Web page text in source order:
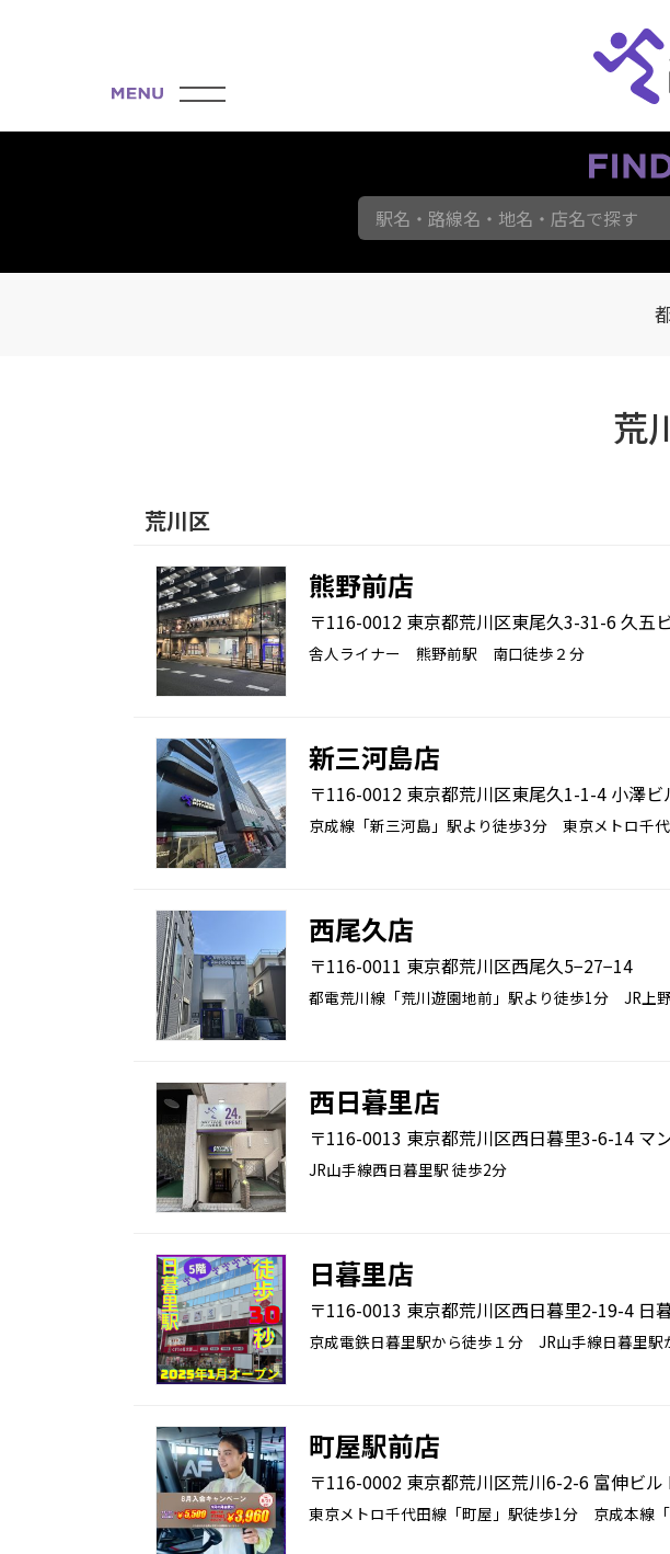
駅名・路線名・地名・店名で探す
荒
荒川区
熊野前店
〒116-0012 東京都荒川区東尾久3-31-6 久五
舎人ライナー 熊野前駅 南口徒歩２分
新三河島店
〒116-0012 東京都荒川区東尾久1-1-4 小澤ビ
京成線「新三河島」駅より徒歩3分 東京メトロ千
西尾久店
〒116-0011 東京都荒川区西尾久5−27−14
都電荒川線「荒川遊園地前」駅より徒歩1分 JR
西日暮里店
〒116-0013 東京都荒川区西日暮里3-6-14 マ
JR山手線西日暮里駅 徒歩2分
日暮里店
〒116-0013 東京都荒川区西日暮里2-19-4 日
京成電鉄日暮里駅から徒歩１分 JR山手線日暮里
町屋駅前店
〒116-0002 東京都荒川区荒川6-2-6 富伸ビル
東京メトロ千代田線「町屋」駅徒歩1分 京成本線